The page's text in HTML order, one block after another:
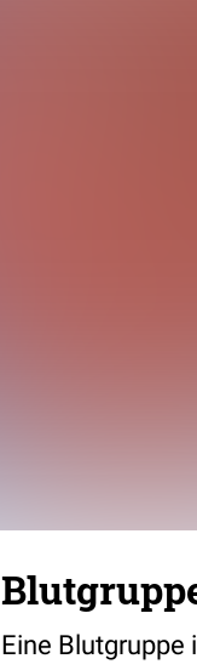
Eine Blutgruppe